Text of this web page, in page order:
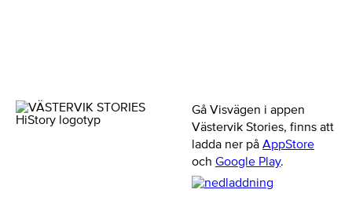
Gå Visvägen i appen
Västervik Stories, finns att
ladda ner på AppStore
och Google Play.